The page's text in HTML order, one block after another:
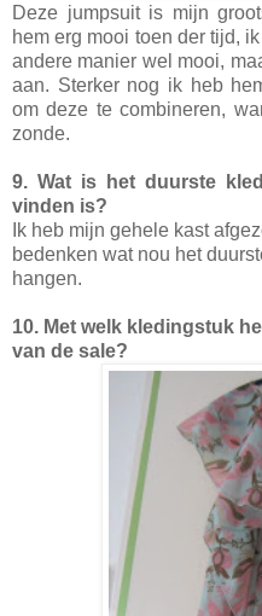
Deze jumpsuit is mijn
hem erg mooi toen der tijd,
andere manier wel mooi,
aan. Sterker nog ik heb
om deze te combineren,
zonde.
9. Wat is het duurste
vinden is?
Ik heb mijn gehele kast
bedenken wat nou het
hangen.
10. Met welk kledingstuk
van de sale?